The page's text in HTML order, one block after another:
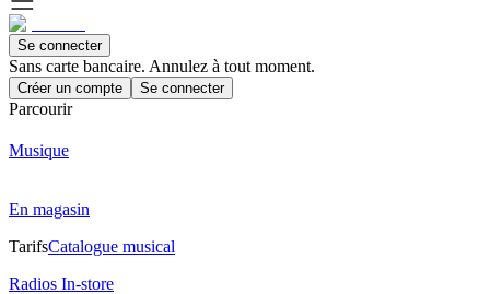
Se connecter
Sans carte bancaire. Annulez à tout moment.
Créer un compte Se connecter
Parcourir
Musique
En magasin
TarifsCatalogue musical
Radios In-store